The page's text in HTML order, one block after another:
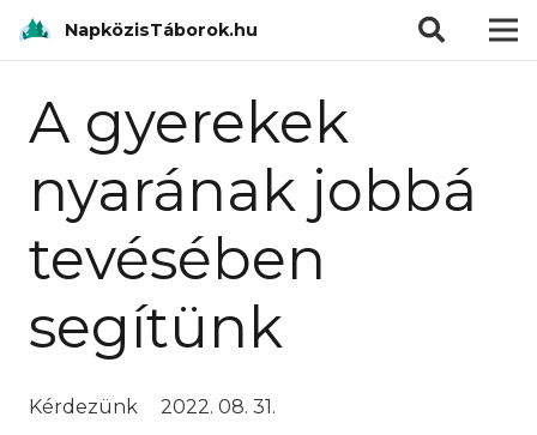
NapközisTáborok.hu
A gyerekek
nyarának jobbá
tevésében
segítünk
Kérdezünk 2022. 08. 31.